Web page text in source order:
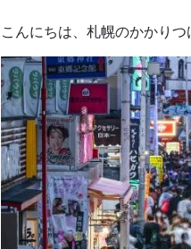
こんにちは、札幌のかかりつ